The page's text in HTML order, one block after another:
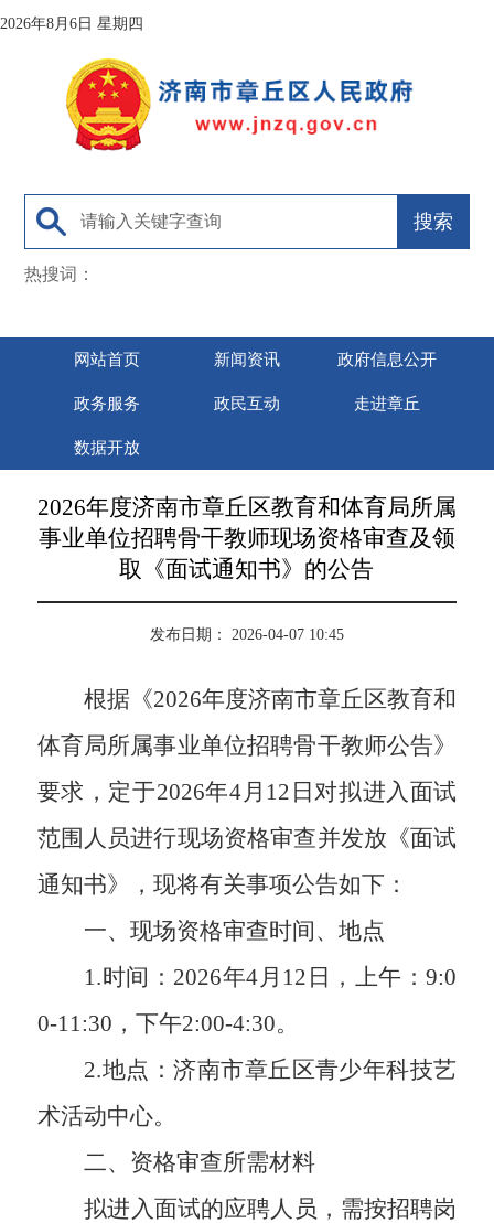
2026年8月6日 星期四
热搜词：
网站首页 新闻资讯 政府信息公开
政务服务 政民互动 走进章丘
数据开放
2026年度济南市章丘区教育和体育局所属
事业单位招聘骨干教师现场资格审查及领
取《面试通知书》的公告
发布日期： 2026-04-07 10:45
根据《2026年度济南市章丘区教育和
体育局所属事业单位招聘骨干教师公告》
要求，定于2026年4月12日对拟进入面试
范围人员进行现场资格审查并发放《面试
通知书》，现将有关事项公告如下：
一、现场资格审查时间、地点
1.时间：2026年4月12日 ，上午：9:0
0-11:30，下午2:00-4:30。
2.地点：济南市章丘区青少年科技艺
术活动中心。
二、资格审查所需材料
拟进入面试的应聘人员，需按招聘岗